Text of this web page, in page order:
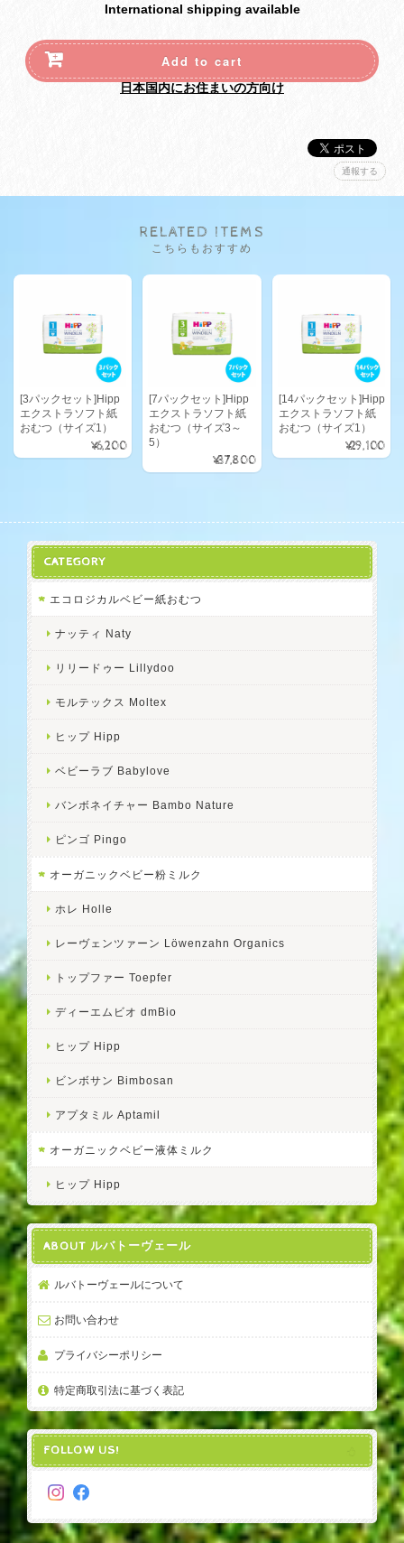
International shipping available
Add to cart
日本国内にお住まいの方向け
通報する
RELATED ITEMS
こちらもおすすめ
[3パックセット]Hipp
エクストラソフト紙
おむつ（サイズ1）
¥6,200
[7パックセット]Hipp
エクストラソフト紙
おむつ（サイズ3～
5）
¥37,800
[14パックセット]Hipp
エクストラソフト紙
おむつ（サイズ1）
¥29,100
CATEGORY
エコロジカルベビー紙おむつ
ナッティ Naty
リリードゥー Lillydoo
モルテックス Moltex
ヒップ Hipp
ベビーラブ Babylove
バンボネイチャー Bambo Nature
ピンゴ Pingo
オーガニックベビー粉ミルク
ホレ Holle
レーヴェンツァーン Löwenzahn Organics
トップファー Toepfer
ディーエムビオ dmBio
ヒップ Hipp
ビンボサン Bimbosan
アプタミル Aptamil
オーガニックベビー液体ミルク
ヒップ Hipp
ABOUT ルバトーヴェール
ルバトーヴェールについて
お問い合わせ
プライバシーポリシー
特定商取引法に基づく表記
FOLLOW US!